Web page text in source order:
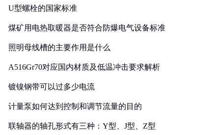
U型螺栓的国家标准
煤矿用电热取暖器是否符合防爆电气设备标准
照明母线槽的主要作用是什么
A516Gr70对应国内材质及低温冲击要求解析
镀镍钢带可以过多少电流
计量泵如何达到控制和调节流量的目的
联轴器的轴孔形式有三种：Y型、J型、Z型